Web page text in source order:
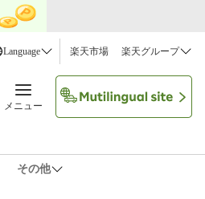
Language 楽天市場 楽天グループ
メニュー
その他